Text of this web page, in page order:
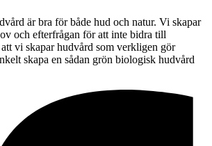
är bra för både hud och natur. Vi skapar
och efterfrågan för att inte bidra till
vi skapar hudvård som verkligen gör
skapa en sådan grön biologisk hudvård